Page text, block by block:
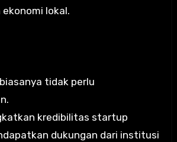
lokal.
tidak perlu
kredibilitas startup
dukungan dari institusi